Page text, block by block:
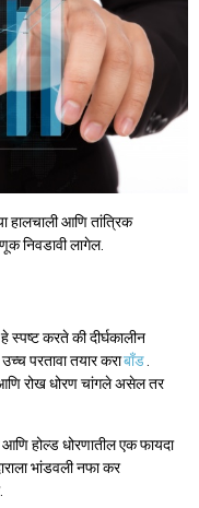
हालचाली आणि तांत्रिक
निवडावी लागेल.
स्पष्ट करते की दीर्घकालीन
परतावा तयार कराबाँड
आणि रोख धोरण चांगले असेल तर
होल्ड धोरणातील एक फायदा
भांडवली नफा कर